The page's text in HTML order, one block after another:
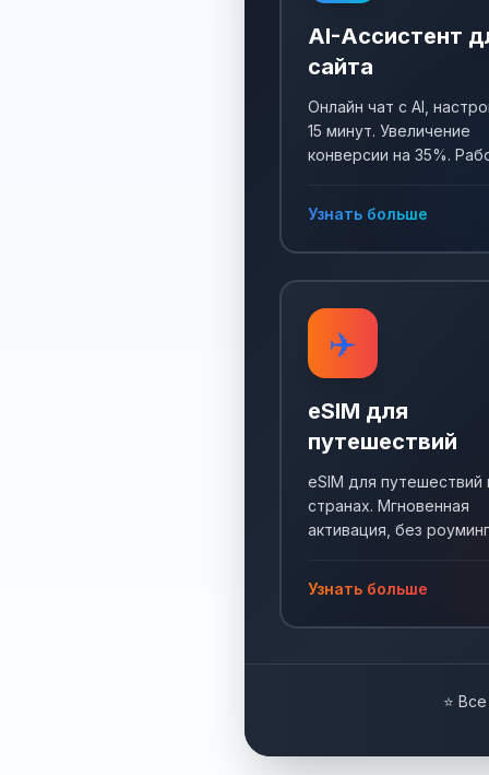
AI-Ассистент
сайта
Онлайн чат с AI,
15 минут. Увеличение
конверсии на 35%.
Узнать больше
✈️
eSIM для
путешествий
eSIM для путешествий
странах. Мгновенная
активация, без
Узнать больше
⭐